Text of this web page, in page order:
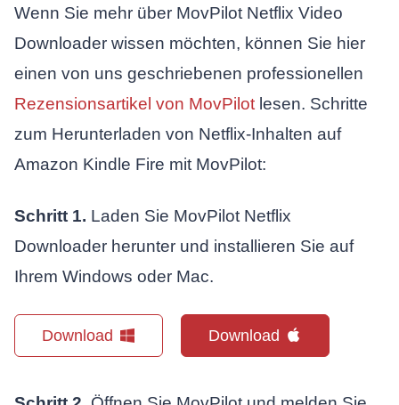
Wenn Sie mehr über MovPilot Netflix Video
Downloader wissen möchten, können Sie hier
einen von uns geschriebenen professionellen
Rezensionsartikel von MovPilotlesen. Schritte
zum Herunterladen von Netflix-Inhalten auf
Amazon Kindle Fire mit MovPilot:
Schritt 1. Laden Sie MovPilot Netflix
Downloader herunter und installieren Sie auf
Ihrem Windows oder Mac.
Download Download